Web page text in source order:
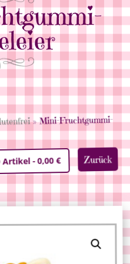
» Mini-Fruchtgummi-
Zurück
Artikel 0,00 €